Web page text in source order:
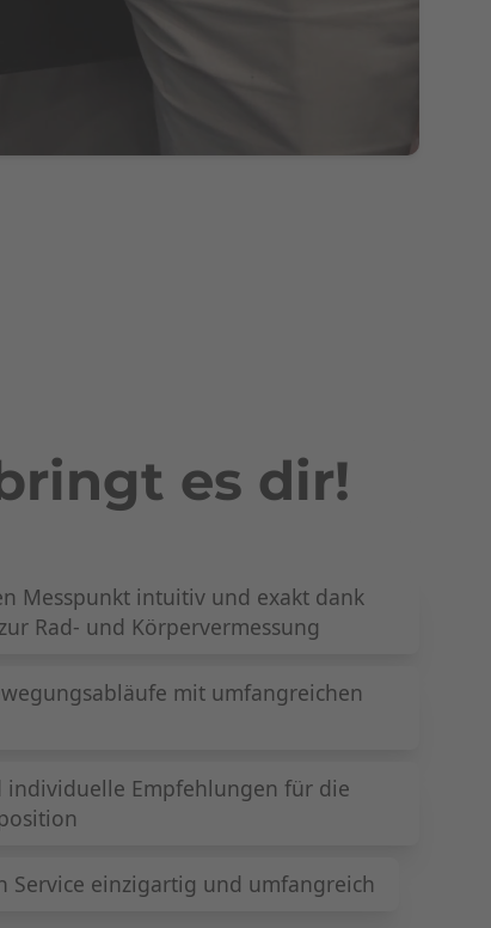
es dir!
Messpunkt intuitiv und exakt dank
Rad- und Körpervermessung
mit umfangreichen
individuelle Empfehlungen für die
Service einzigartig und umfangreich